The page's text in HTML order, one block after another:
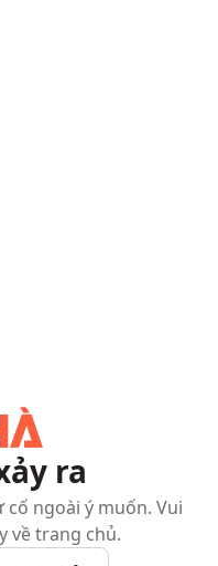
ra
ngoài ý muốn. Vui
về trang chủ.